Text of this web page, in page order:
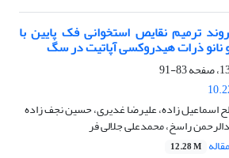
ترمیم نقایص استخوانی فک پایین با
نانو ذرات هیدروکسی آپاتیت در سگ
83-91
اسماعیل زاده، علیرضا غدیری، حسین نجف زاده
راسخ، محمدعلی جلالی فر
12.28 M